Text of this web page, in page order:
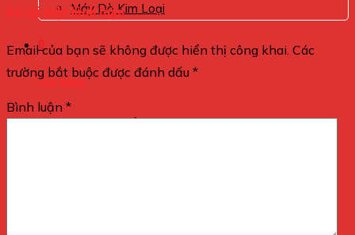
Máy Dò Kim Loại
0
Giỏ hàng
Chưa có sản phẩm trong giỏ hàng.
Để lại một bình luận
Email của bạn sẽ không được hiển thị công khai. Các
trường bắt buộc được đánh dấu *
Bình luận *